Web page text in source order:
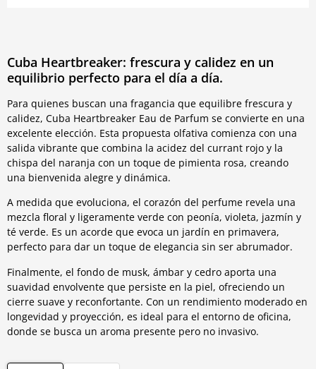
Cuba Heartbreaker: frescura y calidez en un
equilibrio perfecto para el día a día.
Para quienes buscan una fragancia que equilibre frescura y
calidez, Cuba Heartbreaker Eau de Parfum se convierte en una
excelente elección. Esta propuesta olfativa comienza con una
salida vibrante que combina la acidez del currant rojo y la
chispa del naranja con un toque de pimienta rosa, creando
una bienvenida alegre y dinámica.
A medida que evoluciona, el corazón del perfume revela una
mezcla floral y ligeramente verde con peonía, violeta, jazmín y
té verde. Es un acorde que evoca un jardín en primavera,
perfecto para dar un toque de elegancia sin ser abrumador.
Finalmente, el fondo de musk, ámbar y cedro aporta una
suavidad envolvente que persiste en la piel, ofreciendo un
cierre suave y reconfortante. Con un rendimiento moderado en
longevidad y proyección, es ideal para el entorno de oficina,
donde se busca un aroma presente pero no invasivo.